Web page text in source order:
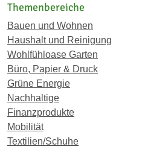
Themenbereiche
Bauen und Wohnen
Haushalt und Reinigung
Wohlfühloase Garten
Büro, Papier & Druck
Grüne Energie
Nachhaltige
Finanzprodukte
Mobilität
Textilien/Schuhe